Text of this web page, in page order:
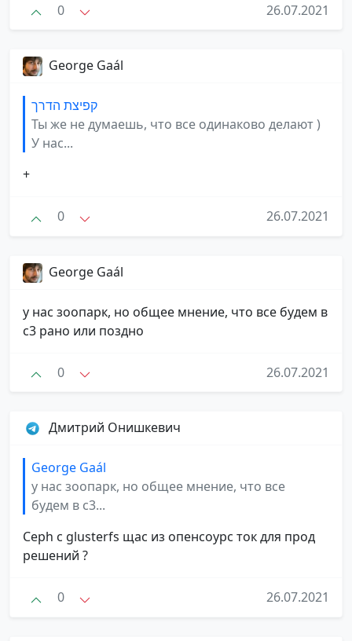
0 26.07.2021
George Gaál
קפיצת הדרך
Ты же не думаешь, что все одинаково делают )
У нас...
+
0 26.07.2021
George Gaál
у нас зоопарк, но общее мнение, что все будем в
с3 рано или поздно
0 26.07.2021
Дмитрий Онишкевич
George Gaál
у нас зоопарк, но общее мнение, что все
будем в с3...
Ceph с glusterfs щас из опенсоурс ток для прод
решений ?
0 26.07.2021